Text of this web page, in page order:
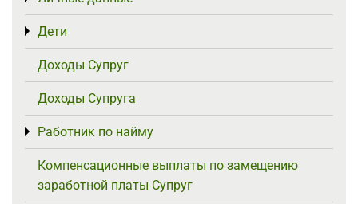
Дети
Toggle menu
Доходы Супруг
Доходы Супруга
Работник по найму
Toggle menu
Компенсационные выплаты по замещению
заработной платы Супруг